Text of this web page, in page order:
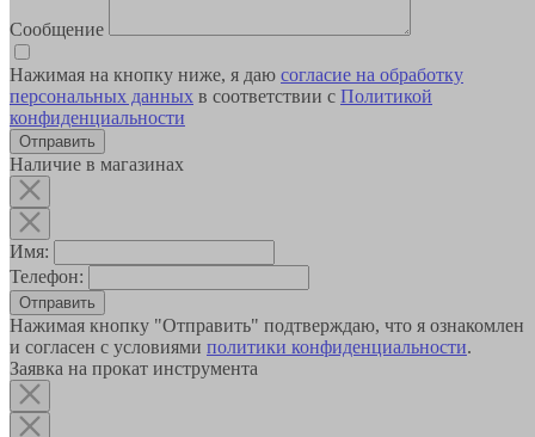
Сообщение
Нажимая на кнопку ниже, я даю согласие на обработку
персональных данных в соответствии с Политикой
конфиденциальности
Наличие в магазинах
Имя:
Телефон:
Отправить
Нажимая кнопку "Отправить" подтверждаю, что я ознакомлен
и согласен с условиями политики конфиденциальности.
Заявка на прокат инструмента